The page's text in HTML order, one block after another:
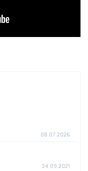
08.07.2026
24.09.2021